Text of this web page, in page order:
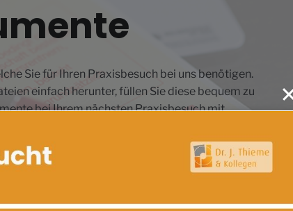
Sie für Ihren Praxisbesuch bei uns benötigen.
einfach herunter, füllen Sie diese bequem zu
bei Ihrem nächsten Praxisbesuch mit.